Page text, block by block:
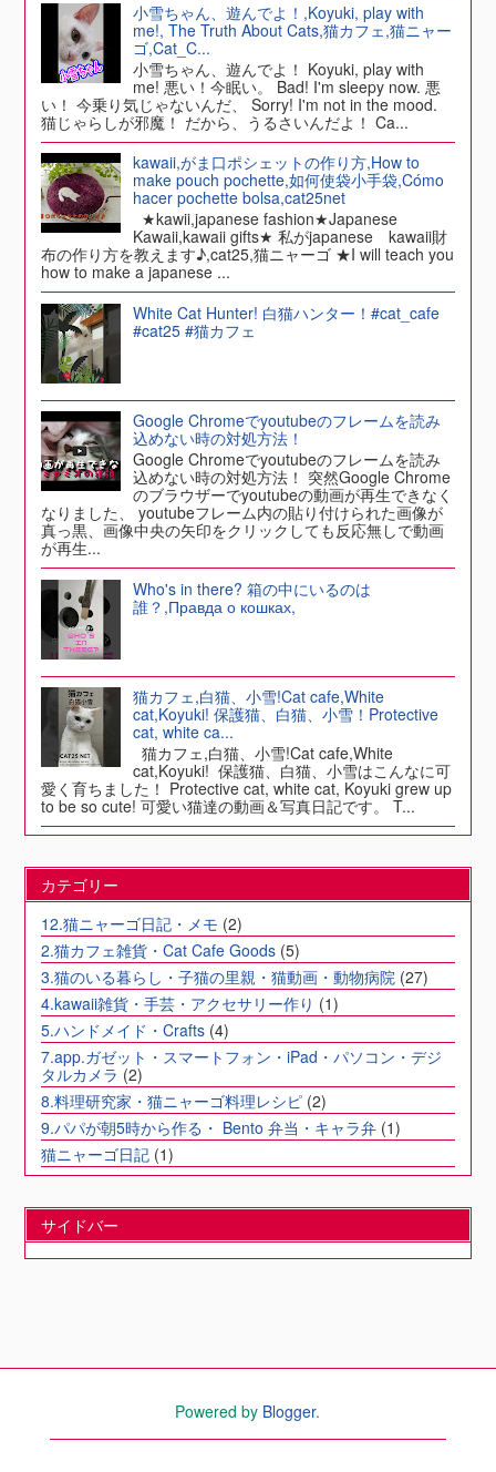
小雪ちゃん、遊んでよ！,Koyuki, play with
me!, The Truth About Cats,猫カフェ,猫ニャー
ゴ,Cat_C...
小雪ちゃん、遊んでよ！ Koyuki, play with
me! 悪い！今眠い。 Bad! I'm sleepy now. 悪
い！ 今乗り気じゃないんだ、 Sorry! I'm not in the mood.
猫じゃらしが邪魔！ だから、うるさいんだよ！ Ca...
kawaii,がま口ポシェットの作り方,How to
make pouch pochette,如何使袋小手袋,Cómo
hacer pochette bolsa,cat25net
★kawii,japanese fashion★Japanese
Kawaii,kawaii gifts★ 私がjapanese kawaii財
布の作り方を教えます♪,cat25,猫ニャーゴ ★I will teach you
how to make a japanese ...
White Cat Hunter! 白猫ハンター！#cat_cafe
#cat25 #猫カフェ
Google Chromeでyoutubeのフレームを読み
込めない時の対処方法！
Google Chromeでyoutubeのフレームを読み
込めない時の対処方法！ 突然Google Chrome
のブラウザーでyoutubeの動画が再生できなく
なりました、 youtubeフレーム内の貼り付けられた画像が
真っ黒、画像中央の矢印をクリックしても反応無しで動画
が再生...
Who's in there? 箱の中にいるのは
誰？,Правда о кошках,
猫カフェ,白猫、小雪!Cat cafe,White
cat,Koyuki! 保護猫、白猫、小雪！Protective
cat, white ca...
猫カフェ,白猫、小雪!Cat cafe,White
cat,Koyuki! 保護猫、白猫、小雪はこんなに可
愛く育ちました！ Protective cat, white cat, Koyuki grew up
to be so cute! 可愛い猫達の動画＆写真日記です。 T...
カテゴリー
12.猫ニャーゴ日記・メモ (2)
2.猫カフェ雑貨・Cat Cafe Goods (5)
3.猫のいる暮らし・子猫の里親・猫動画・動物病院 (27)
4.kawaii雑貨・手芸・アクセサリー作り (1)
5.ハンドメイド・Crafts (4)
7.app.ガゼット・スマートフォン・iPad・パソコン・デジ
タルカメラ (2)
8.料理研究家・猫ニャーゴ料理レシピ (2)
9.パパが朝5時から作る・ Bento 弁当・キャラ弁 (1)
猫ニャーゴ日記 (1)
サイドバー
Powered by Blogger.